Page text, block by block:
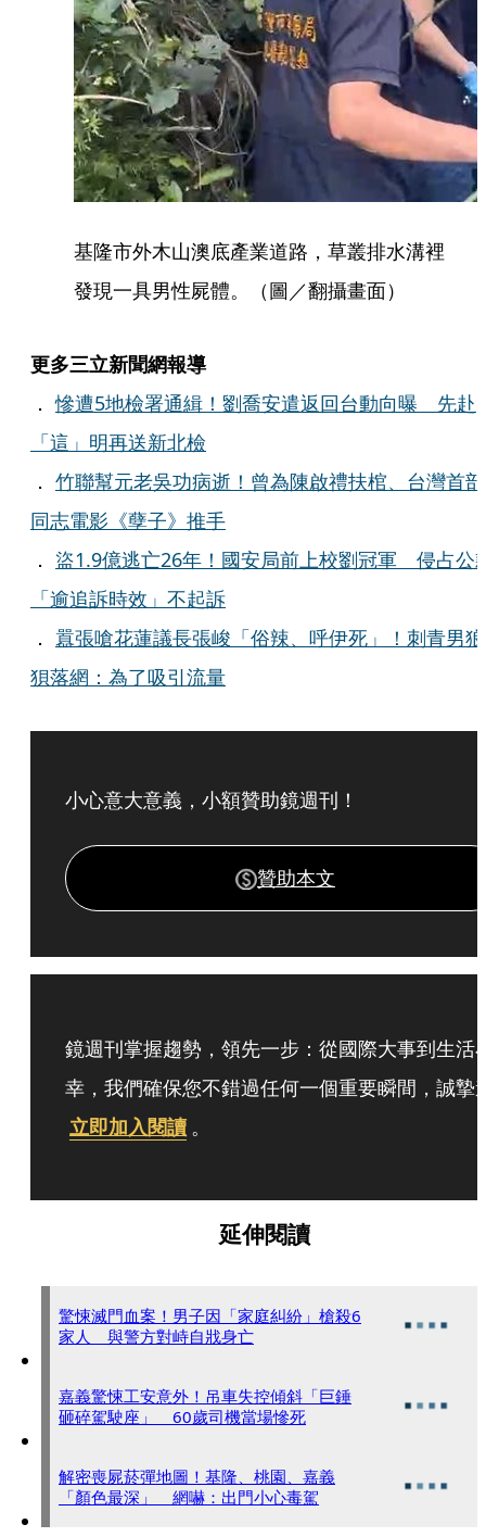
基隆市外木山澳底產業道路，草叢排水溝裡
發現一具男性屍體。（圖／翻攝畫面）
更多三立新聞網報導
．慘遭5地檢署通緝！劉喬安遣返回台動向曝 先赴
「這」明再送新北檢
． 竹聯幫元老吳功病逝！曾為陳啟禮扶棺、台灣首部
同志電影《孽子》推手
． 盜1.9億逃亡26年！國安局前上校劉冠軍 侵占公
「逾追訴時效」不起訴
． 囂張嗆花蓮議長張峻「俗辣、呼伊死」！刺青男狼
狽落網：為了吸引流量
小心意大意義，小額贊助鏡週刊！
贊助本文
鏡週刊掌握趨勢，領先一步：從國際大事到生活
幸，我們確保您不錯過任何一個重要瞬間，誠摯
立即加入閱讀 。
延伸閱讀
驚悚滅門血案！男子因「家庭糾紛」槍殺6
家人 與警方對峙自戕身亡
嘉義驚悚工安意外！吊車失控傾斜「巨錘
砸碎駕駛座」 60歲司機當場慘死
解密喪屍菸彈地圖！基隆、桃園、嘉義
「顏色最深」 網嚇：出門小心毒駕